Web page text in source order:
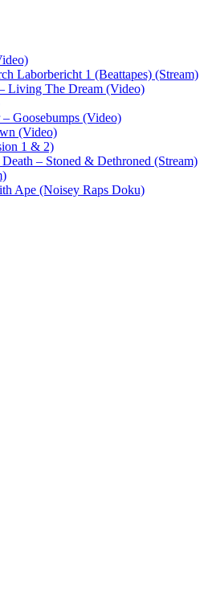
Laborbericht 1 (Beattapes) (Stream)
Living The Dream (Video)
Goosebumps (Video)
(Video)
1 & 2)
– Stoned & Dethroned (Stream)
Ape (Noisey Raps Doku)